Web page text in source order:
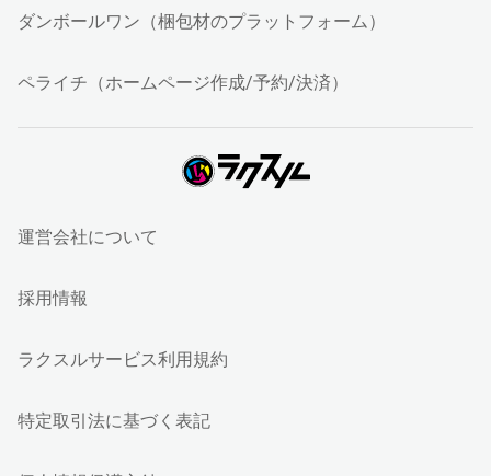
ダンボールワン（梱包材のプラットフォーム）
ペライチ（ホームページ作成/予約/決済）
運営会社について
採用情報
ラクスルサービス利用規約
特定取引法に基づく表記